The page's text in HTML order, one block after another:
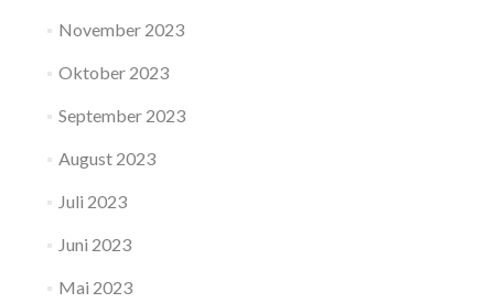
November 2023
Oktober 2023
September 2023
August 2023
Juli 2023
Juni 2023
Mai 2023